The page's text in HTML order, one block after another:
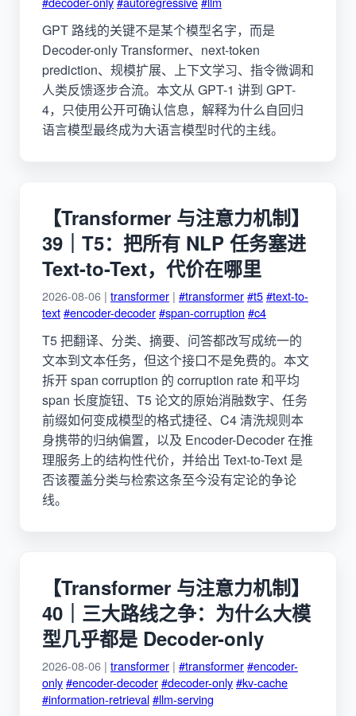
GPT 路线的关键不是某个模型名字，而是
Decoder-only Transformer、next-token
prediction、规模扩展、上下文学习、指令微调和
人类反馈逐步合流。本文从 GPT-1 讲到 GPT-
4，只使用公开可确认信息，解释为什么自回归
语言模型最终成为大语言模型时代的主线。
【Transformer 与注意力机制】
39｜T5：把所有 NLP 任务塞进
Text-to-Text，代价在哪里
2026-08-06 | transformer | #transformer#t5#text-to-
text#encoder-decoder#span-corruption #c4
T5 把翻译、分类、摘要、问答都改写成统一的
文本到文本任务，但这个接口不是免费的。本文
拆开 span corruption 的 corruption rate 和平均
span 长度旋钮、T5 论文的原始消融数字、任务
前缀如何变成模型的格式捷径、C4 清洗规则本
身携带的归纳偏置，以及 Encoder-Decoder 在推
理服务上的结构性代价，并给出 Text-to-Text 是
否该覆盖分类与检索这条至今没有定论的争论
线。
【Transformer 与注意力机制】
40｜三大路线之争：为什么大模
型几乎都是 Decoder-only
2026-08-06 | transformer | #transformer#encoder-
only#encoder-decoder#decoder-only#kv-cache
#information-retrieval#llm-serving